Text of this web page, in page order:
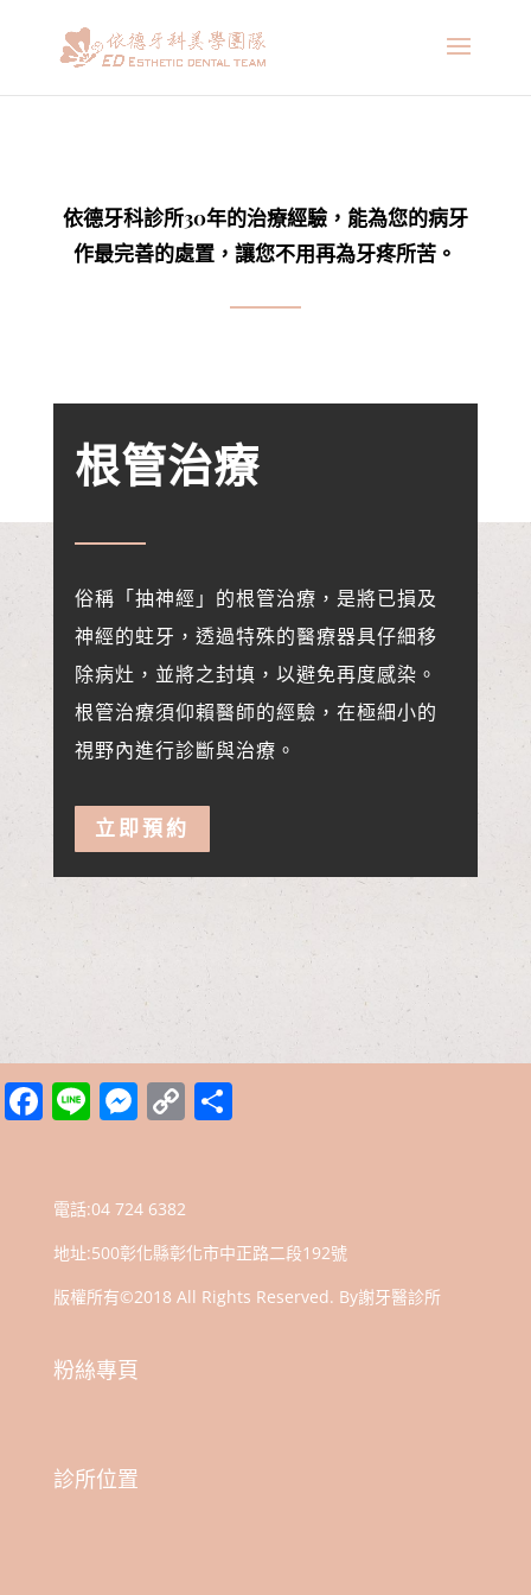
依德牙科診所30年的治療經驗，能為您的病牙
作最完善的處置，讓您不用再為牙疼所苦。
根管治療
俗稱「抽神經」的根管治療，是將已損及
神經的蛀牙， 透過特殊的醫療器具仔細移
除病灶，並將之封填，以避免再度感染。
根管治療須仰賴醫師的經驗，在極細小的
視野內進行診斷與治療。
立即預約
Facebook
LineMessenger
Copy
電話:04 724 6382
地址:500彰化縣彰化市中正路二段192號
版權所有©2018 All Rights Reserved. By謝牙醫診所
粉絲專頁
診所位置